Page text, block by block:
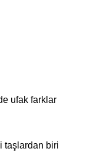
ufak farklar
taşlardan biri